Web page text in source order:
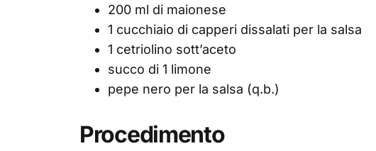
200 ml di maionese
1 cucchiaio di capperi dissalati per la salsa
1 cetriolino sott’aceto
succo di 1 limone
pepe nero per la salsa (q.b.)
Procedimento